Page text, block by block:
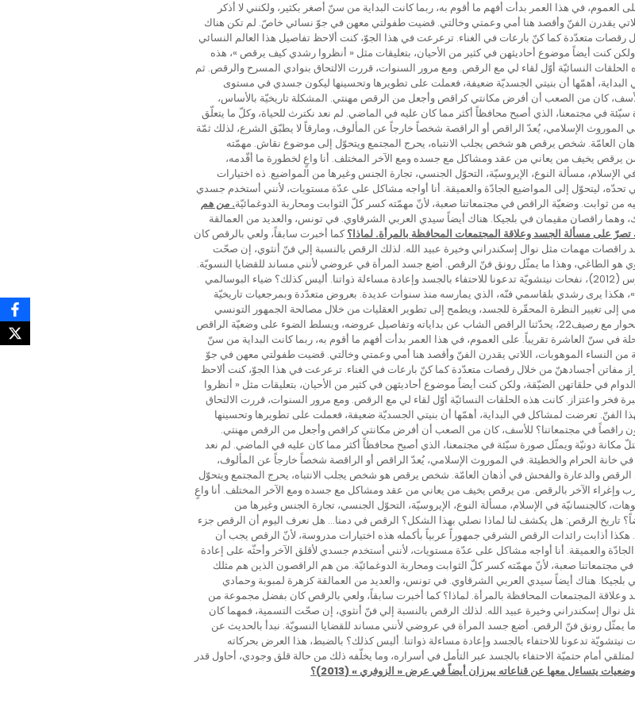
العموم، في هذا العمر بدأت أفهم ما أقوم به، ربما كانت البداية من سنّ أصغر بكثير، ولكنني لا أذكر
يقدرن الفنّ وأقصد هنا أمي وعمتي وخالتي. قضيت طفولتي معهن في جوّ نسائي خاصّ. لم تكن هناك
متعدّدة كما كنّ بارعات في الغناء. ترعرعت في هذا الجوّ، كنت ألاحظ تفاصيل هذا العالم النسائي
كنت أيضاً موضوع أحاديثهن في كثير من الأحيان، بتعليقات مثل « أنظروا رشدي كيف يرقص »، هذه
الحلقات النسائيّة أوّل لقاء لي مع الرقص. ومع مرور السنوات، قررت الالتحاق بنوادي المسرح والرقص. ثم
البداية، أهمّها أن بنيتي الجسديّة ضعيفة، فعملت على تطويرها وتحسينها ليكون جسدي في مستوى
كان من الصعب أن أفرض مكانتي كراقص وأجعل من الرقص مهنتي. المشكلة تاريخيّة بالأساس،
في مجتمعنا، الذي أصبح محافظاً أكثر مما كان عليه في الماضي. لم نعد نكترث للحياة، وكلّ ما يتعلّق
الموروث الإسلامي، يُعدّ الراقص أو الراقصة شخصاً خارجاً عن المألوف، ومارقاً لا يطبّق الشرع، لذلك ثمّة
العامّة. شخص يرقص هو شخص يجلب الانتباه، يحرج المجتمع ويتحوّل إلى موضوع نقاش. مهمّته
يرقص يخيف من يعاني من عقد ومشاكل مع جسده ومع الآخر المختلف. أنا واعٍ لخطورة ما أقّدمه،
مسألة النوع، الإيروسيّة، التحوّل الجنسي، تجارة الجنس وغيرها من المواضيع. ذه اختيارات
ليتحوّل إلى المواضيع الجادّة والعميقة. أنا أواجه مشاكل على عدّة مستويات، لأنني أستخدم جسدي
من ثوابت. وضعيّة الراقص في مجتمعاتنا صعبة، لأنّ مهمّته كسر كلّ الثوابت ومحاربة الدوغمائيّة. من هم
راقصان مقيمان في بلجيكا. هناك أيضاً سيدي العربي الشرقاوي. في تونس، والعديد من العمالقة
على مسألة الجسد وعلاقة المجتمعات المحافظة بالمرأة. لماذا؟كما أخبرت سابقاً، ولعي بالرقص كان
مهمات مثل نوال إسكندراني وخيرة عبيد الله. لذلك الرقص بالنسبة إلي فنّ أنثوي، إن صحّت
هو الطاغي، وهذا ما يمثّل رونق فنّ الرقص. أضع جسد المرأة في عروضي لأنني مساند للقضايا النسويّة.
نبدأ بالحديث عن عروضك بالتفصيل. في عرض جسد مهووس (2012)، نفحات نيتشويّة تدعونا للاحتفاء بالجسد وإعادة مساءلة ذواتنا. أليس كذلك؟ ضياء البوسالمي
الرقص وسيلة مقاومة »، هكذا يرى رشدي بلقاسمي فنّه، الذي يمارسه منذ سنوات عديدة. بعروض متعدّدة وبمرجعيات تاريخيّة
إلى تغيير النظرة المحقّرة للجسد، ويطمح إلى تطوير العقليات من خلال مصالحة الجمهور التونسي
والعربي عموماً مع فنّ ظلّ مهمّشاً لعقود طويلة. في هذا الحوار مع رصيف22، يحدّثنا الراقص الشاب عن بداياته وتفاصيل عروضه، ويسلط الضوء على وضعيّة الراقص
في سنّ العاشرة تقريباً. على العموم، في هذا العمر بدأت أفهم ما أقوم به، ربما كانت البداية من سنّ
من النساء الموهوبات، اللاتي يقدرن الفنّ وأقصد هنا أمي وعمتي وخالتي. قضيت طفولتي معهن في جوّ
مفاتن أجسادهنّ من خلال رقصات متعدّدة كما كنّ بارعات في الغناء. ترعرعت في هذا الجوّ، كنت ألاحظ
في حلقاتهن الضيّقة، ولكن كنت أيضاً موضوع أحاديثهن في كثير من الأحيان، بتعليقات مثل « أنظروا
فخر واعتزاز. كانت هذه الحلقات النسائيّة أوّل لقاء لي مع الرقص. ومع مرور السنوات، قررت الالتحاق
الفنّ. تعرضت لمشاكل في البداية، أهمّها أن بنيتي الجسديّة ضعيفة، فعملت على تطويرها وتحسينها
في مجتمعاتنا؟ للأسف، كان من الصعب أن أفرض مكانتي كراقص وأجعل من الرقص مهنتي.
مكانة دونيّة ويمثّل صورة سيّئة في مجتمعنا، الذي أصبح محافظاً أكثر مما كان عليه في الماضي. لم نعد
في خانة الحرام والخطيئة. في الموروث الإسلامي، يُعدّ الراقص أو الراقصة شخصاً خارجاً عن المألوف،
والدعارة والفحش في أذهان العامّة. شخص يرقص هو شخص يجلب الانتباه، يحرج المجتمع ويتحوّل
وإغراء الآخر بالرقص. من يرقص يخيف من يعاني من عقد ومشاكل مع جسده ومع الآخر المختلف. أنا واعٍ
كالجنسانيّة في الإسلام، مسألة النوع، الإيروسيّة، التحوّل الجنسي، تجارة الجنس وغيرها من
تاريخ الرقص: هل يكشف لنا لماذا نصلي بهذا الشكل؟ الرقص في دمنا… هل نعرف اليوم أن الرقص جزء
أذابت رائدات الرقص الشرقي جمهوراً عربياً بأكمله هذه اختيارات مدروسة، لأنّ الرقص يجب أن
والعميقة. أنا أواجه مشاكل على عدّة مستويات، لأنني أستخدم جسدي لأقلق الآخر وأحثّه على إعادة
مجتمعاتنا صعبة، لأنّ مهمّته كسر كلّ الثوابت ومحاربة الدوغمائيّة. من هم الراقصون الذين هم مثلك
هناك أيضاً سيدي العربي الشرقاوي. في تونس، والعديد من العمالقة كزهرة لمبوبة وحمادي
المجتمعات المحافظة بالمرأة. لماذا؟ كما أخبرت سابقاً، ولعي بالرقص كان بفضل مجموعة من
نوال إسكندراني وخيرة عبيد الله. لذلك الرقص بالنسبة إلي فنّ أنثوي، إن صحّت التسمية، فمهما كان
يمثّل رونق فنّ الرقص. أضع جسد المرأة في عروضي لأنني مساند للقضايا النسويّة. نبدأ بالحديث عن
في عرض جسد مهووس (2012)، نفحات نيتشويّة تدعونا للاحتفاء بالجسد وإعادة مساءلة ذواتنا. أليس كذلك؟ بالضبط، هذا العرض بحركاته
أمام حتميّة الاحتفاء بالجسد عبر التأمل في أسراره، وما يخلّفه ذلك من حالة قلق وجودي، أحاول قدر
يتساءل معها عن قناعاته يبرزان أيضاً في عرض « الزوفري » (2013)؟